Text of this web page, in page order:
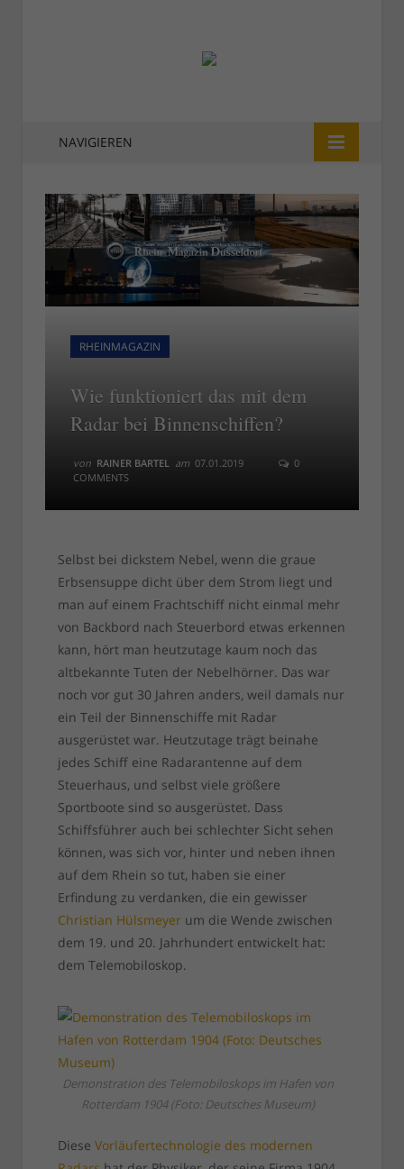
NAVIGIEREN
RHEINMAGAZIN
Wie funktioniert das mit dem
Radar bei Binnenschiffen?
von RAINER BARTEL am 07.01.2019
0
COMMENTS
Selbst bei dickstem Nebel, wenn die graue
Erbsensuppe dicht über dem Strom liegt und
man auf einem Frachtschiff nicht einmal mehr
von Backbord nach Steuerbord etwas erkennen
kann, hört man heutzutage kaum noch das
altbekannte Tuten der Nebelhörner. Das war
noch vor gut 30 Jahren anders, weil damals nur
ein Teil der Binnenschiffe mit Radar
ausgerüstet war. Heutzutage trägt beinahe
jedes Schiff eine Radarantenne auf dem
Steuerhaus, und selbst viele größere
Sportboote sind so ausgerüstet. Dass
Schiffsführer auch bei schlechter Sicht sehen
können, was sich vor, hinter und neben ihnen
auf dem Rhein so tut, haben sie einer
Erfindung zu verdanken, die ein gewisser
Christian Hülsmeyerum die Wende zwischen
dem 19. und 20. Jahrhundert entwickelt hat:
dem Telemobiloskop.
Demonstration des Telemobiloskops im Hafen von
Rotterdam 1904 (Foto: Deutsches Museum)
Diese Vorläufertechnologie des modernen